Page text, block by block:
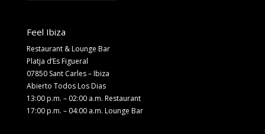
Feel Ibiza
Restaurant & Lounge Bar
Platja d’Es Figueral
07850 Sant Carles – Ibiza
Abierto Todos Los Dias
13:00 p.m. – 02:00 a.m. Restaurant
17:00 p.m. – 04:00 a.m. Lounge Bar